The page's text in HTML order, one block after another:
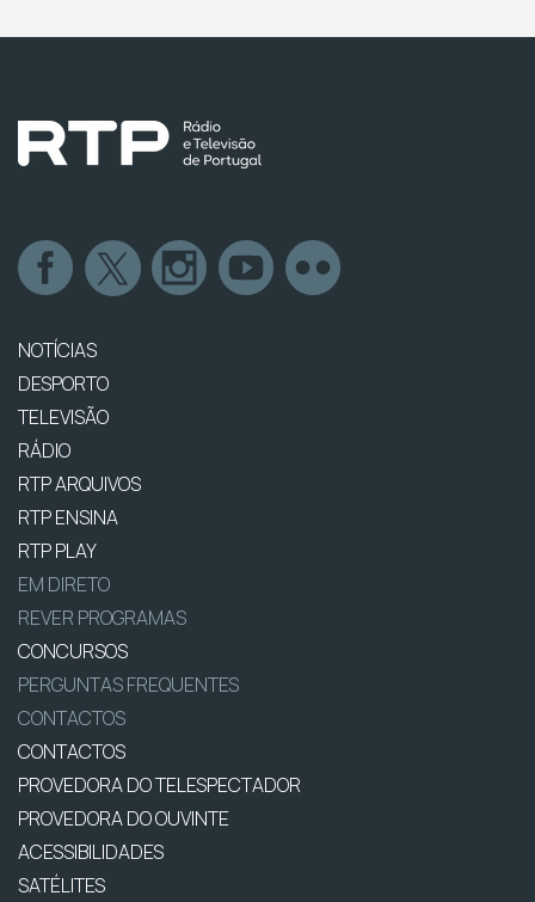
NOTÍCIAS
DESPORTO
TELEVISÃO
RÁDIO
RTP ARQUIVOS
RTP ENSINA
RTP PLAY
EM DIRETO
REVER PROGRAMAS
CONCURSOS
PERGUNTAS FREQUENTES
CONTACTOS
CONTACTOS
PROVEDORA DO TELESPECTADOR
PROVEDORA DO OUVINTE
ACESSIBILIDADES
SATÉLITES